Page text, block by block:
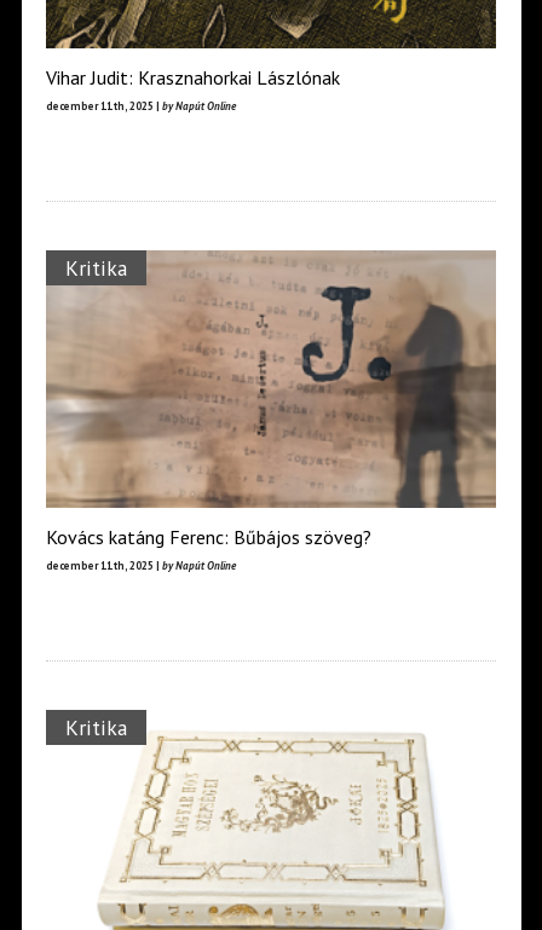
Vihar Judit: Krasznahorkai Lászlónak
december 11th, 2025 | by Napút Online
Kritika
Kovács katáng Ferenc: Bűbájos szöveg?
december 11th, 2025 | by Napút Online
Kritika